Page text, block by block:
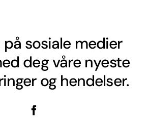
på sosiale medier
deg våre nyeste
og hendelser.